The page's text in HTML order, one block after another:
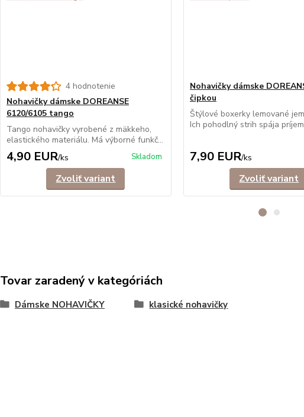
4 hodnotenie
Nohavičky dámske DOREANSE
6120/6105 tango
Tango nohavičky vyrobené z mäkkeho,
elastického materiálu. Má výborné funkč...
4,90 EUR/ks Skladom
Zvoliť variant
Nohavičky dámske
čipkou
Štýlové boxerky lemované
Ich pohodlný strih spája
7,90 EUR/ks
Zvoliť variant
Tovar zaradený v kategóriách
Dámske NOHAVIČKY klasické nohavičky